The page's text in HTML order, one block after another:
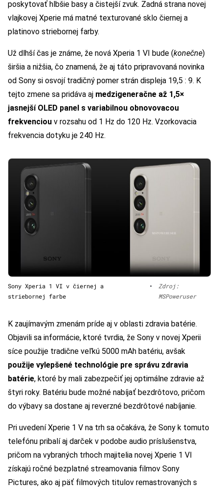
poskytovať hlbšie basy a čistejší zvuk. Zadná strana novej
vlajkovej Xperie má matné texturované sklo čiernej a
platinovo striebornej farby.
Už dlhší čas je známe, že nová Xperia 1 VI bude (konečne)
širšia a nižšia, čo znamená, že aj táto pripravovaná novinka
od Sony si osvojí tradičný pomer strán displeja 19,5 : 9. K
tejto zmene sa pridáva aj medzigeneračne až 1,5×
jasnejší OLED panel s variabilnou obnovovacou
frekvenciou v rozsahu od 1 Hz do 120 Hz. Vzorkovacia
frekvencia dotyku je 240 Hz.
Sony Xperia 1 VI v čiernej a
striebornej farbe
•
Zdroj:
MSPoweruser
K zaujímavým zmenám príde aj v oblasti zdravia batérie.
Objavili sa informácie, ktoré tvrdia, že Sony v novej Xperii
síce použije tradične veľkú 5000 mAh batériu, avšak
použije vylepšené technológie pre správu zdravia
batérie, ktoré by mali zabezpečiť jej optimálne zdravie až
štyri roky. Batériu bude možné nabíjať bezdrôtovo, pričom
do výbavy sa dostane aj reverzné bezdrôtové nabíjanie.
Pri uvedení Xperie 1 V na trh sa očakáva, že Sony k tomuto
telefónu pribalí aj darček v podobe audio príslušenstva,
pričom na vybraných trhoch majitelia novej Xperie 1 VI
získajú ročné bezplatné streamovania filmov Sony
Pictures, ako aj päť filmových titulov remastrovaných s